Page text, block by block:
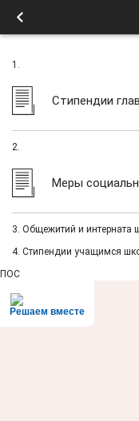
1.
Стипендии
2.
Меры
3. Общежитий и интерната
4. Стипендии учащимся
ПОС
Решаем вместе